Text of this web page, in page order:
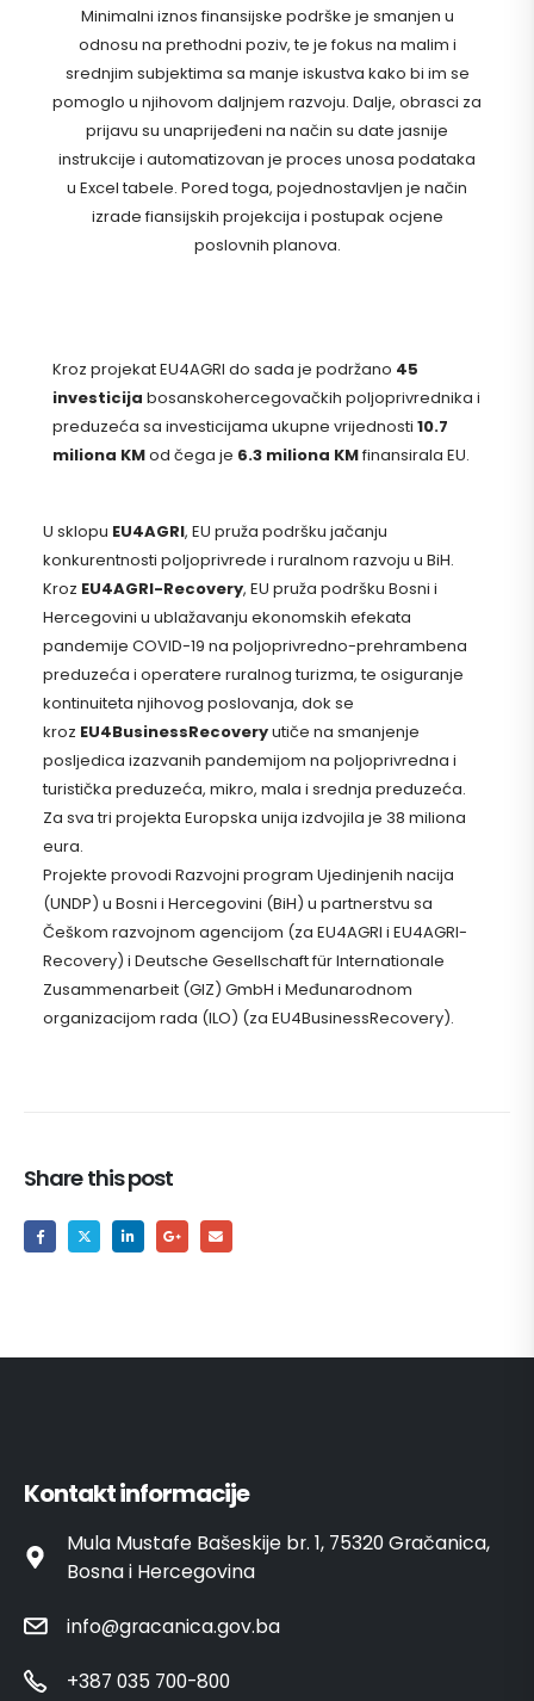
Minimalni iznos finansijske podrške je smanjen u
odnosu na prethodni poziv, te je fokus na malim i
srednjim subjektima sa manje iskustva kako bi im se
pomoglo u njihovom daljnjem razvoju. Dalje, obrasci za
prijavu su unaprijeđeni na način su date jasnije
instrukcije i automatizovan je proces unosa podataka
u Excel tabele. Pored toga, pojednostavljen je način
izrade fiansijskih projekcija i postupak ocjene
poslovnih planova.
Kroz projekat EU4AGRI do sada je podržano 45
investicija bosanskohercegovačkih poljoprivrednika i
preduzeća sa investicijama ukupne vrijednosti 10.7
miliona KMod čega je 6.3 miliona KMfinansirala EU.
U sklopu EU4AGRI, EU pruža podršku jačanju
konkurentnosti poljoprivrede i ruralnom razvoju u BiH.
Kroz EU4AGRI-Recovery, EU pruža podršku Bosni i
Hercegovini u ublažavanju ekonomskih efekata
pandemije COVID-19 na poljoprivredno-prehrambena
preduzeća i operatere ruralnog turizma, te osiguranje
kontinuiteta njihovog poslovanja, dok se
kroz EU4BusinessRecoveryutiče na smanjenje
posljedica izazvanih pandemijom na poljoprivredna i
turistička preduzeća, mikro, mala i srednja preduzeća.
Za sva tri projekta Europska unija izdvojila je 38 miliona
eura.
Projekte provodi Razvojni program Ujedinjenih nacija
(UNDP) u Bosni i Hercegovini (BiH) u partnerstvu sa
Češkom razvojnom agencijom (za EU4AGRI i EU4AGRI-
Recovery) i Deutsche Gesellschaft für Internationale
Zusammenarbeit (GIZ) GmbH i Međunarodnom
organizacijom rada (ILO) (za EU4BusinessRecovery).
Share this post
Kontakt informacije
Mula Mustafe Bašeskije br. 1, 75320 Gračanica,
Bosna i Hercegovina
info@gracanica.gov.ba
+387 035 700-800